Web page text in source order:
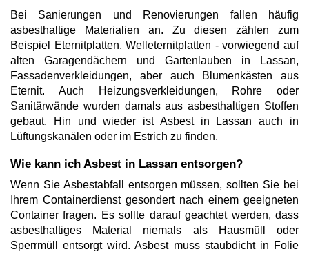
Bei Sanierungen und Renovierungen fallen häufig
asbesthaltige Materialien an. Zu diesen zählen zum
Beispiel Eternitplatten, Welleternitplatten - vorwiegend auf
alten Garagendächern und Gartenlauben in Lassan,
Fassadenverkleidungen, aber auch Blumenkästen aus
Eternit. Auch Heizungsverkleidungen, Rohre oder
Sanitärwände wurden damals aus asbesthaltigen Stoffen
gebaut. Hin und wieder ist Asbest in Lassan auch in
Lüftungskanälen oder im Estrich zu finden.
Wie kann ich Asbest in Lassan entsorgen?
Wenn Sie Asbestabfall entsorgen müssen, sollten Sie bei
Ihrem Containerdienst gesondert nach einem geeigneten
Container fragen. Es sollte darauf geachtet werden, dass
asbesthaltiges Material niemals als Hausmüll oder
Sperrmüll entsorgt wird. Asbest muss staubdicht in Folie